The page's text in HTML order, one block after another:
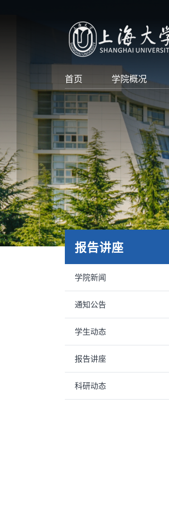
首页 学院概况
报告讲座
学院新闻
通知公告
学生动态
报告讲座
科研动态